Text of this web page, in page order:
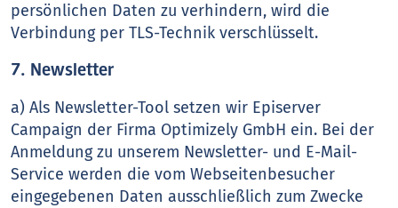
persönlichen Daten zu verhindern, wird die
Verbindung per TLS-Technik verschlüsselt.
7. Newsletter
a) Als Newsletter-Tool setzen wir Episerver
Campaign der Firma Optimizely GmbH ein. Bei der
Anmeldung zu unserem Newsletter- und E-Mail-
Service werden die vom Webseitenbesucher
eingegebenen Daten ausschließlich zum Zwecke